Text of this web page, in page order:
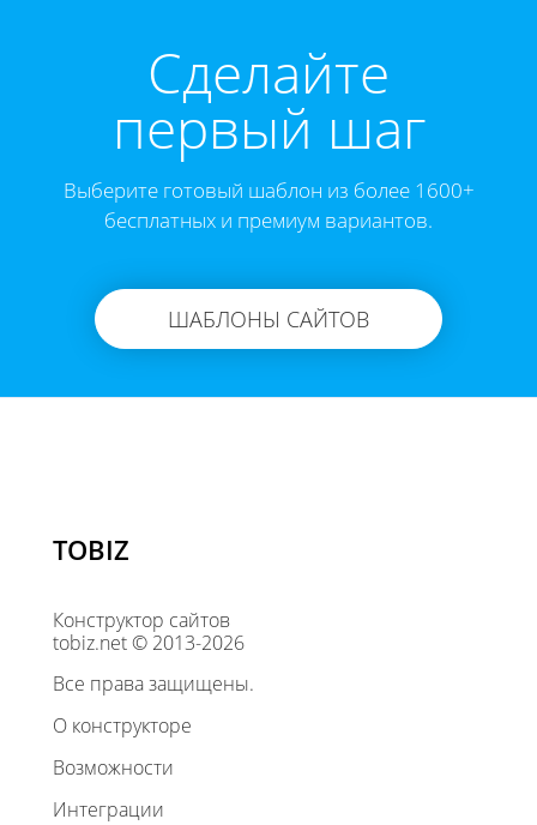
Cделайте
первый шаг
Выберите готовый шаблон из более 1600+
бесплатных и премиум вариантов.
ШАБЛОНЫ САЙТОВ
TOBIZ
Конструктор сайтов
tobiz.net © 2013-2026
Все права защищены.
О конструкторе
Возможности
Интеграции